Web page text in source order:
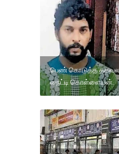
பெண் கொடுத்த
நைட்டி கொள்ளையன்.